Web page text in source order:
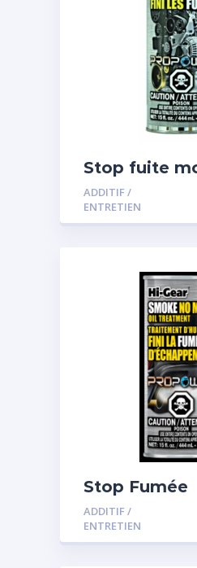
Stop fuite
ADDITIF /
ENTRETIEN
Stop Fumée
ADDITIF /
ENTRETIEN